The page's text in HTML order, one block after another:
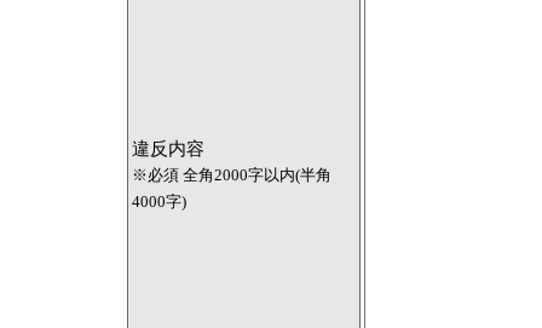
違反内容
※必須 全角2000字以内(半角
4000字)